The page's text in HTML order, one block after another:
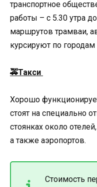
транспортное
работы – с 5.30 утра
маршрутов трамваи,
курсируют по
🚕Такси
Хорошо
стоят на специально
стоянках около
а также аэропортов.
Стоимость